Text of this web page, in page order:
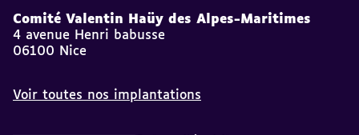
Comité Valentin Haüy des Alpes-Maritimes
4 avenue Henri babusse
06100 Nice
Voir toutes nos implantations